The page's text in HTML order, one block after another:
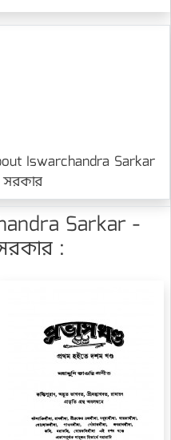
Iswarchandra Sarkar
সরকার
Sarkar -
: